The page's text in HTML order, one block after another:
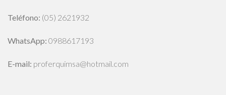
Teléfono: (05) 2621932
WhatsApp: 0988617193
E-mail: proferquimsa@hotmail.com